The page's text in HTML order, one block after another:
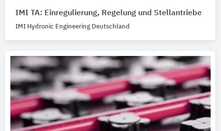
IMI TA: Einregulierung, Regelung und Stellantriebe
IMI Hydronic Engineering Deutschland